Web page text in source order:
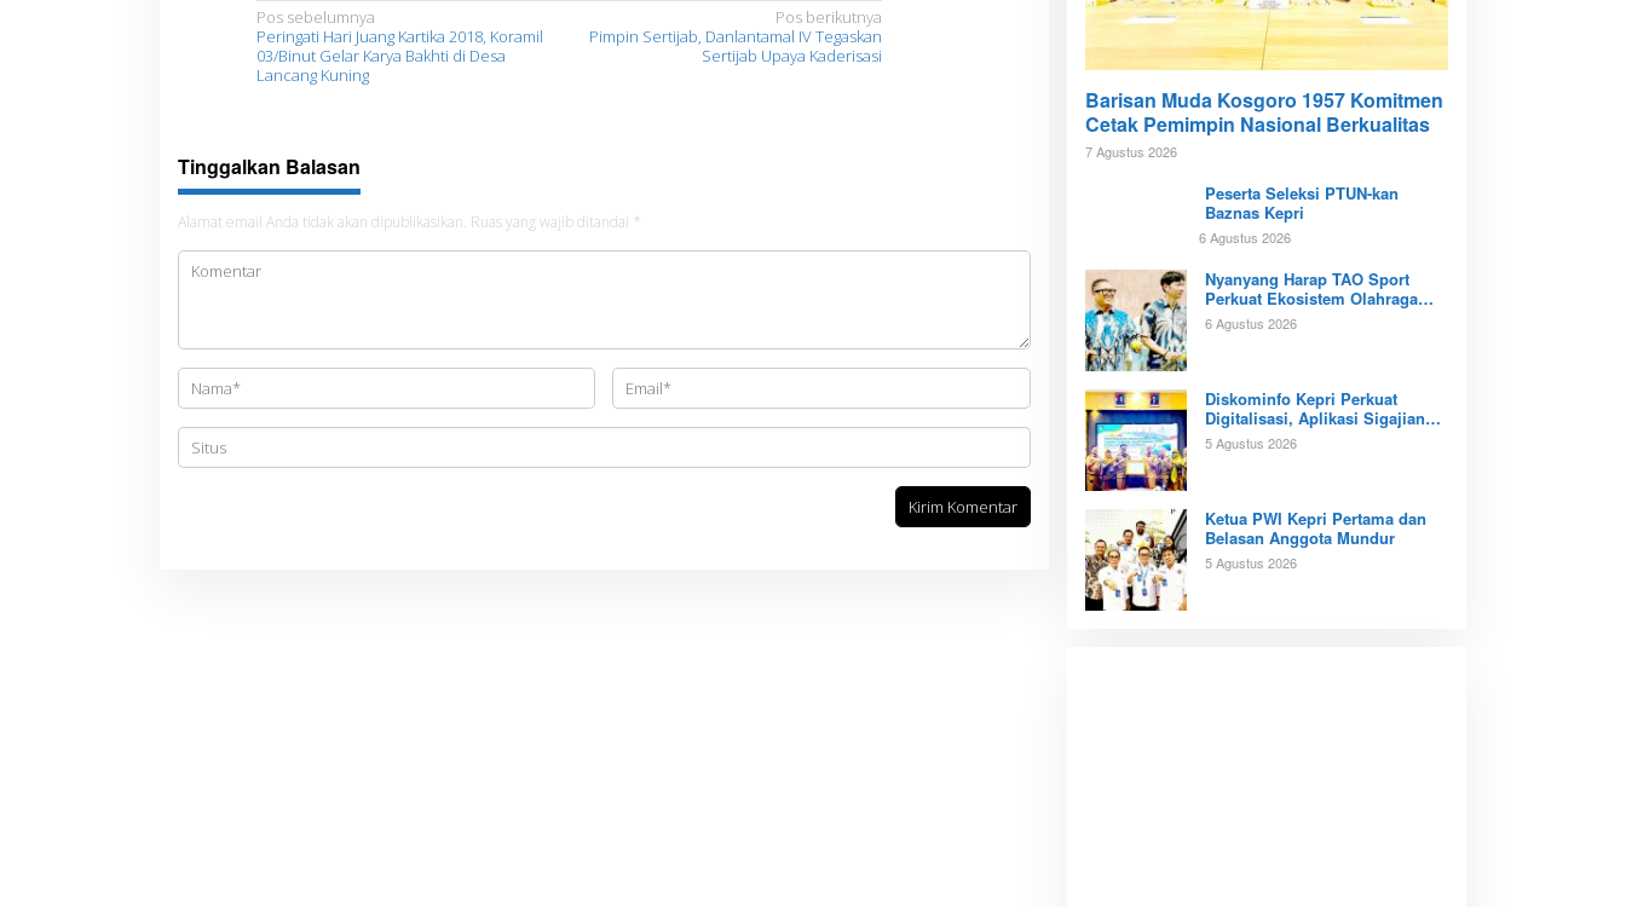
N
a
v
g
a
s
i
s
Pos sebelumnya
Peringati Hari Juang Kartika 2018, Koramil
03/Binut Gelar Karya Bakhti di Desa
Lancang Kuning
Pos berikutnya
Pimpin Sertijab, Danlantamal IV Tegaskan
Sertijab Upaya Kaderisasi
Tinggalkan Balasan
Alamat email Anda tidak akan dipublikasikan. Ruas yang wajib ditandai *
Barisan Muda Kosgoro 1957 Komitmen
Cetak Pemimpin Nasional Berkualitas
7 Agustus 2026
Peserta Seleksi PTUN-kan
Baznas Kepri
6 Agustus 2026
Nyanyang Harap TAO Sport
Perkuat Ekosistem Olahraga
Padel di Kota Batam
6 Agustus 2026
Diskominfo Kepri Perkuat
Digitalisasi, Aplikasi Sigajian
Sudah Terintegrasi TTE
5 Agustus 2026
Ketua PWI Kepri Pertama dan
Belasan Anggota Mundur
5 Agustus 2026